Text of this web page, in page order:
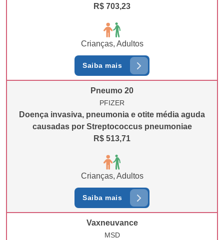
R$ 703,23
Crianças, Adultos
Saiba mais
Pneumo 20
PFIZER
Doença invasiva, pneumonia e otite média aguda
causadas por Streptococcus pneumoniae
R$ 513,71
Crianças, Adultos
Saiba mais
Vaxneuvance
MSD